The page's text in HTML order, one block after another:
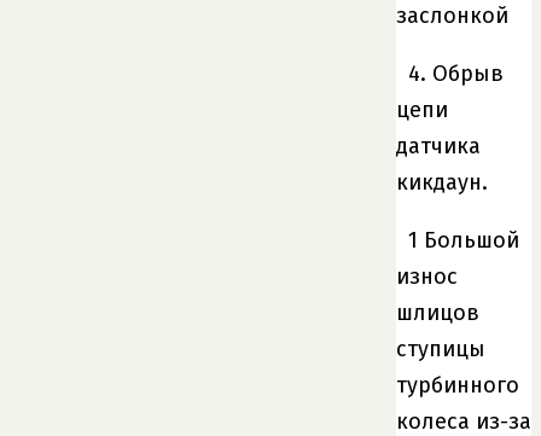
заслонкой
4. Обрыв
цепи
датчика
кикдаун.
1 Большой
износ
шлицов
ступицы
турбинного
колеса из-за